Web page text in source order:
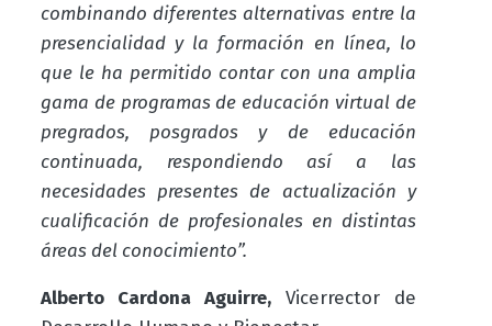
combinando diferentes alternativas entre la
presencialidad y la formación en línea, lo
que le ha permitido contar con una amplia
gama de programas de educación virtual de
pregrados, posgrados y de educación
continuada, respondiendo así a las
necesidades presentes de actualización y
cualificación de profesionales en distintas
áreas del conocimiento”.
Alberto Cardona Aguirre, Vicerrector de